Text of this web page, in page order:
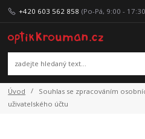
+420 603 562 858 (Po-Pá, 9:00 -
Úvod
Souhlas se zpracováním
uživatelského účtu